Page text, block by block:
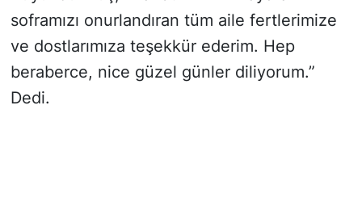
soframızı onurlandıran tüm aile fertlerimize
ve dostlarımıza teşekkür ederim. Hep
beraberce, nice güzel günler diliyorum.”
Dedi.
VİDEO GALERİ
YAŞAM